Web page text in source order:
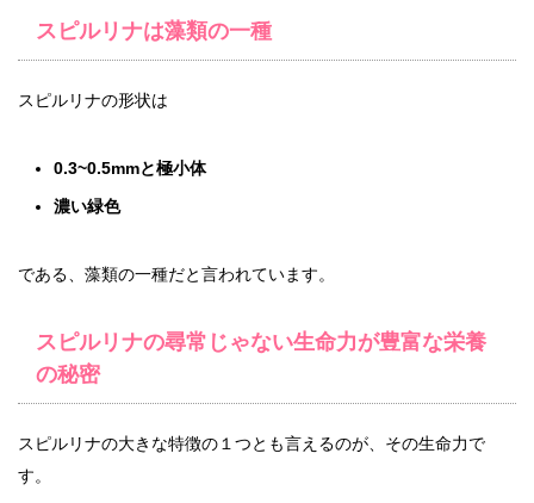
スピルリナは藻類の一種
スピルリナの形状は
0.3~0.5mmと極小体
濃い緑色
である、藻類の一種だと言われています。
スピルリナの尋常じゃない生命力が豊富な栄養
の秘密
スピルリナの大きな特徴の１つとも言えるのが、その生命力で
す。